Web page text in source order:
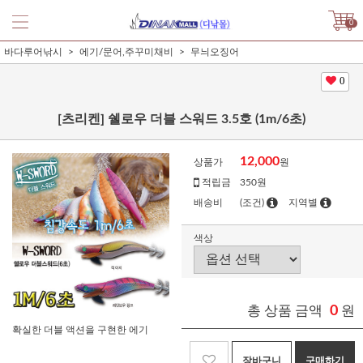
0
바다루어낚시 에기/문어,주꾸미채비 무늬오징어
0
[츠리켄] 쉘로우 더블 스워드 3.5호 (1m/6초)
확실한 더블 액션을 구현한 에기
상품가 12,000원
적립금 350원
배송비 (조건) 지역별
색상
총 상품 금액 0 원
장바구니 구매하기